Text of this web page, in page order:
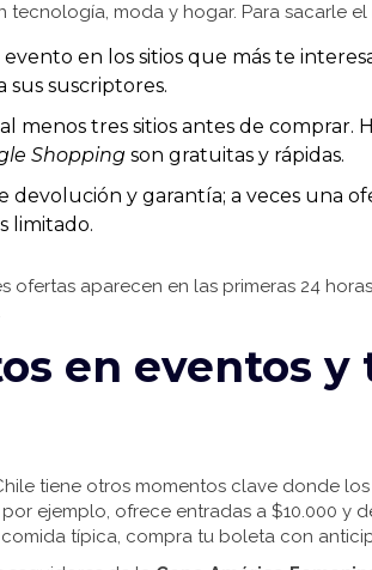
tecnología, moda y hogar. Para sacarle
en los sitios que más te
sus suscriptores.
menos tres sitios antes de comprar.
Shopping son gratuitas y rápidas.
devolución y garantía; a veces una
limitado.
ofertas aparecen en las primeras 24
en eventos y
tiene otros momentos clave donde
por ejemplo, ofrece entradas a $10.000 y
típica, compra tu boleta con